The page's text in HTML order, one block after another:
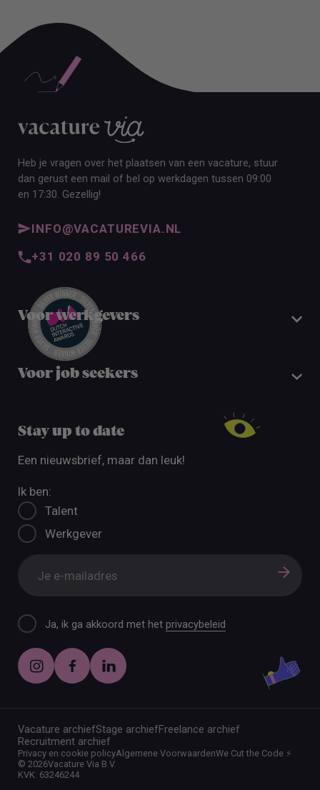
Heb je vragen over het plaatsen van een vacature, stuur
dan gerust een mail of bel op werkdagen tussen 09:00
en 17:30. Gezellig!
INFO@VACATUREVIA.NL
+31 020 89 50 466
Voor werkgevers
Voor job seekers
Stay up to date
Een nieuwsbrief, maar dan leuk!
Ik ben:
Talent
Werkgever
Ja, ik ga akkoord met hetprivacybeleid
Vacature archiefStage archiefFreelance archief
Recruitment archief
©2026Vacature Via B.V.
KVK: 63246244
Privacy en cookie policyAlgemene VoorwaardenWe Cut the Code ⚡️